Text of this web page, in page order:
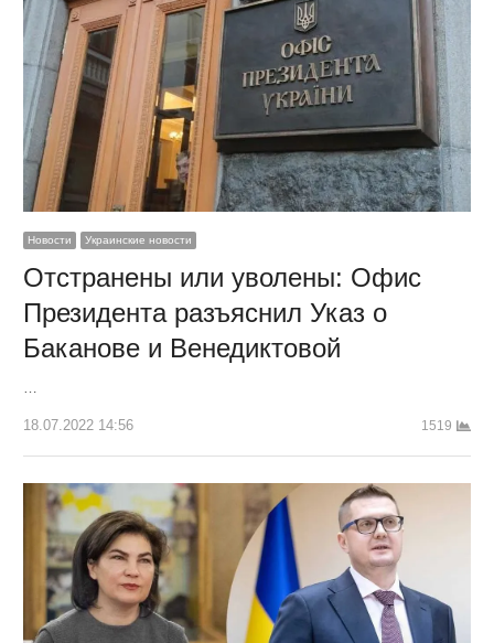
Новости Украинские новости
Отстранены или уволены: Офис
Президента разъяснил Указ о
Баканове и Венедиктовой
…
18.07.2022 14:56 1519